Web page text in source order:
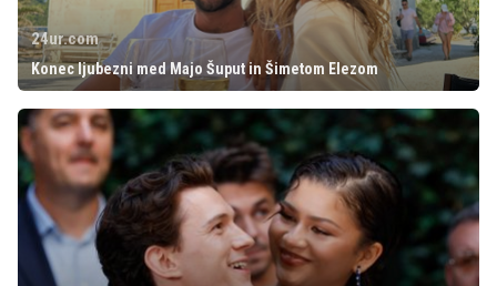
24ur.com
Konec ljubezni med Majo Šuput in Šimetom Elezom